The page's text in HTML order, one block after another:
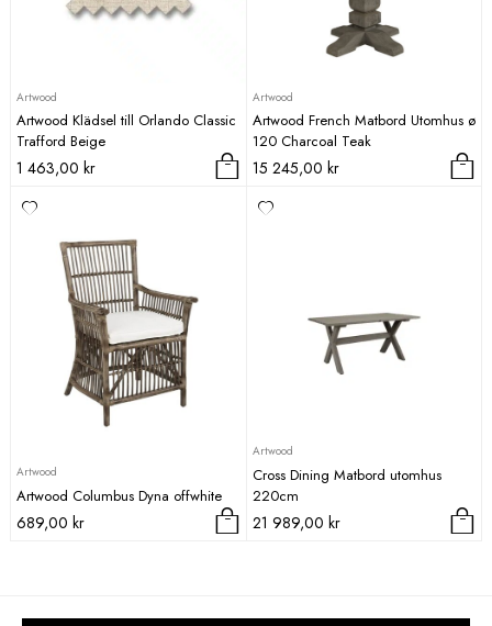
Artwood
Artwood Klädsel till Orlando Classic
Trafford Beige
1 463,00 kr
Artwood
Artwood French Matbord Utomhus ø
120 Charcoal Teak
15 245,00 kr
Artwood
Artwood Columbus Dyna offwhite
689,00 kr
Artwood
Cross Dining Matbord utomhus
220cm
21 989,00 kr